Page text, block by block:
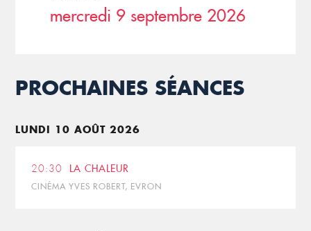
mercredi 9 septembre 2026
PROCHAINES SÉANCES
LUNDI 10 AOÛT 2026
20:30 LA CHALEUR
CINÉMA YVES ROBERT, EVRON